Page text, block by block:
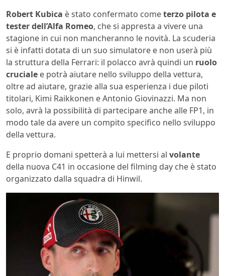
Robert Kubica è stato confermato cometerzo pilota e
tester dell’Alfa Romeo, che si appresta a vivere una
stagione in cui non mancheranno le novità. La scuderia
si è infatti dotata di un suo simulatore e non userà più
la struttura della Ferrari: il polacco avrà quindi un ruolo
cruciale e potrà aiutare nello sviluppo della vettura,
oltre ad aiutare, grazie alla sua esperienza i due piloti
titolari, Kimi Raikkonen e Antonio Giovinazzi. Ma non
solo, avrà la possibilità di partecipare anche alle FP1, in
modo tale da avere un compito specifico nello sviluppo
della vettura.
E proprio domani spetterà a lui mettersi al volante
della nuova C41 in occasione del filming day che è stato
organizzato dalla squadra di Hinwil.